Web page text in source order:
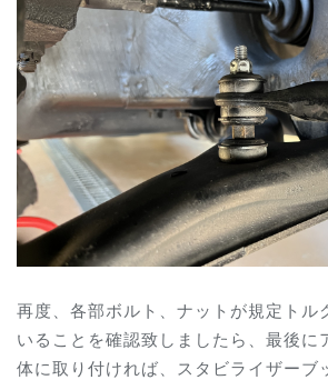
再度、各部ボルト、ナットが規定トル
いることを確認致しましたら、最後に
体に取り付ければ、スタビライザーブ